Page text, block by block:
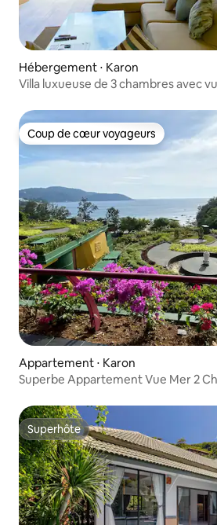
Hébergement ⋅ Karon
Villa luxueuse de 3 chambres avec
Coup de cœur voyageurs
Coup de cœur voyageurs
Appartement ⋅ Karon
Superbe Appartement Vue Mer 2
Superhôte
Superhôte